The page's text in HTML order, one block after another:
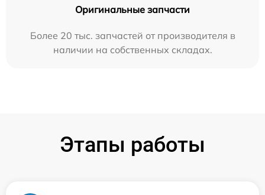
Оригинальные запчасти
Более 20 тыс. запчастей от производителя в
наличии на собственных складах.
Этапы работы